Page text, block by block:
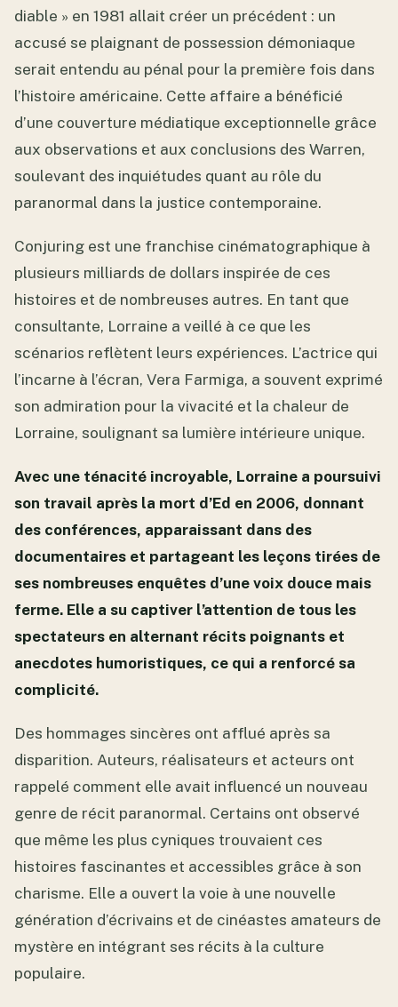
diable » en 1981 allait créer un précédent : un
accusé se plaignant de possession démoniaque
serait entendu au pénal pour la première fois dans
l’histoire américaine. Cette affaire a bénéficié
d’une couverture médiatique exceptionnelle grâce
aux observations et aux conclusions des Warren,
soulevant des inquiétudes quant au rôle du
paranormal dans la justice contemporaine.
Conjuring est une franchise cinématographique à
plusieurs milliards de dollars inspirée de ces
histoires et de nombreuses autres. En tant que
consultante, Lorraine a veillé à ce que les
scénarios reflètent leurs expériences. L’actrice qui
l’incarne à l’écran, Vera Farmiga, a souvent exprimé
son admiration pour la vivacité et la chaleur de
Lorraine, soulignant sa lumière intérieure unique.
Avec une ténacité incroyable, Lorraine a poursuivi
son travail après la mort d’Ed en 2006, donnant
des conférences, apparaissant dans des
documentaires et partageant les leçons tirées de
ses nombreuses enquêtes d’une voix douce mais
ferme. Elle a su captiver l’attention de tous les
spectateurs en alternant récits poignants et
anecdotes humoristiques, ce qui a renforcé sa
complicité.
Des hommages sincères ont afflué après sa
disparition. Auteurs, réalisateurs et acteurs ont
rappelé comment elle avait influencé un nouveau
genre de récit paranormal. Certains ont observé
que même les plus cyniques trouvaient ces
histoires fascinantes et accessibles grâce à son
charisme. Elle a ouvert la voie à une nouvelle
génération d’écrivains et de cinéastes amateurs de
mystère en intégrant ses récits à la culture
populaire.